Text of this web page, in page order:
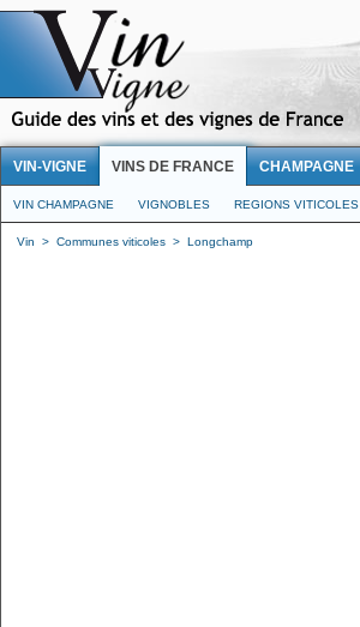
VIN-VIGNE VINS DE FRANCE CHAMPAGNE
VIN CHAMPAGNE VIGNOBLES REGIONS VITICOLES
Vin > Communes viticoles > Longchamp